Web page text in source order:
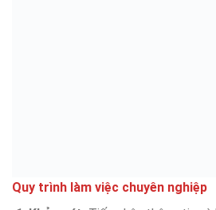
Quy trình làm việc chuyên nghiệp